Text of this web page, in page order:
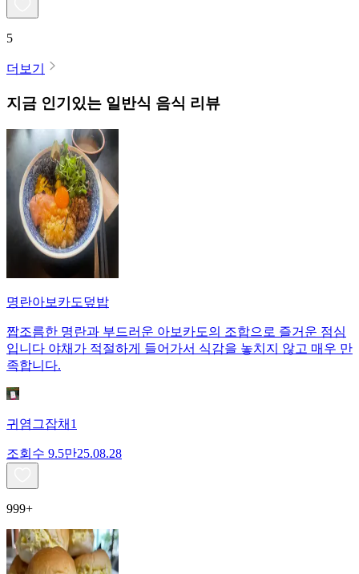
5
더보기
지금 인기있는 일반식 음식 리뷰
명란아보카도덮밥
짭조름한 명란과 부드러운 아보카도의 조합으로 즐거운 점심
입니다 야채가 적절하게 들어가서 식감을 놓치지 않고 매우 만
족합니다.
귀염그잡채1
조회수 9.5만25.08.28
999+